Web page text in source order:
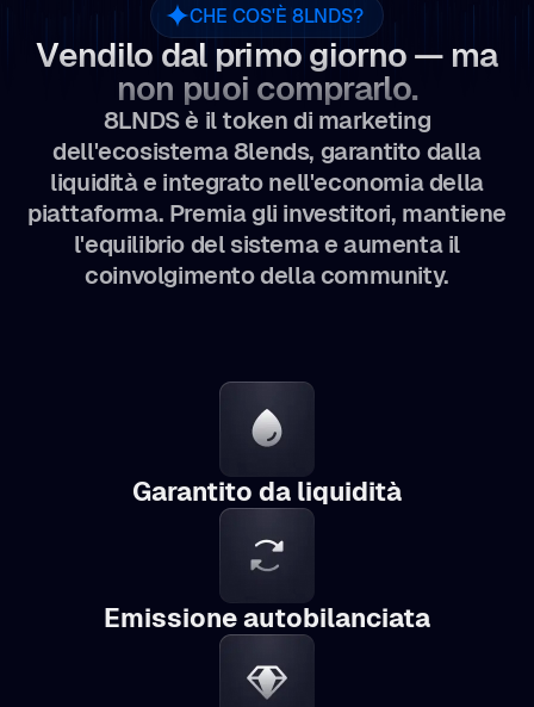
CHE COS'È 8LNDS?
Vendilo dal primo giorno — ma
non puoi comprarlo.
8LNDS è il token di marketing
dell'ecosistema 8lends, garantito dalla
liquidità e integrato nell'economia della
piattaforma. Premia gli investitori, mantiene
l'equilibrio del sistema e aumenta il
coinvolgimento della community.
Garantito da liquidità
Emissione autobilanciata